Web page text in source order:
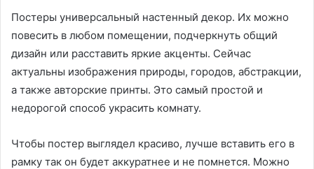
Постеры универсальный настенный декор. Их можно
повесить в любом помещении, подчеркнуть общий
дизайн или расставить яркие акценты. Сейчас
актуальны изображения природы, городов, абстракции,
а также авторские принты. Это самый простой и
недорогой способ украсить комнату.
Чтобы постер выглядел красиво, лучше вставить его в
рамку так он будет аккуратнее и не помнется. Можно